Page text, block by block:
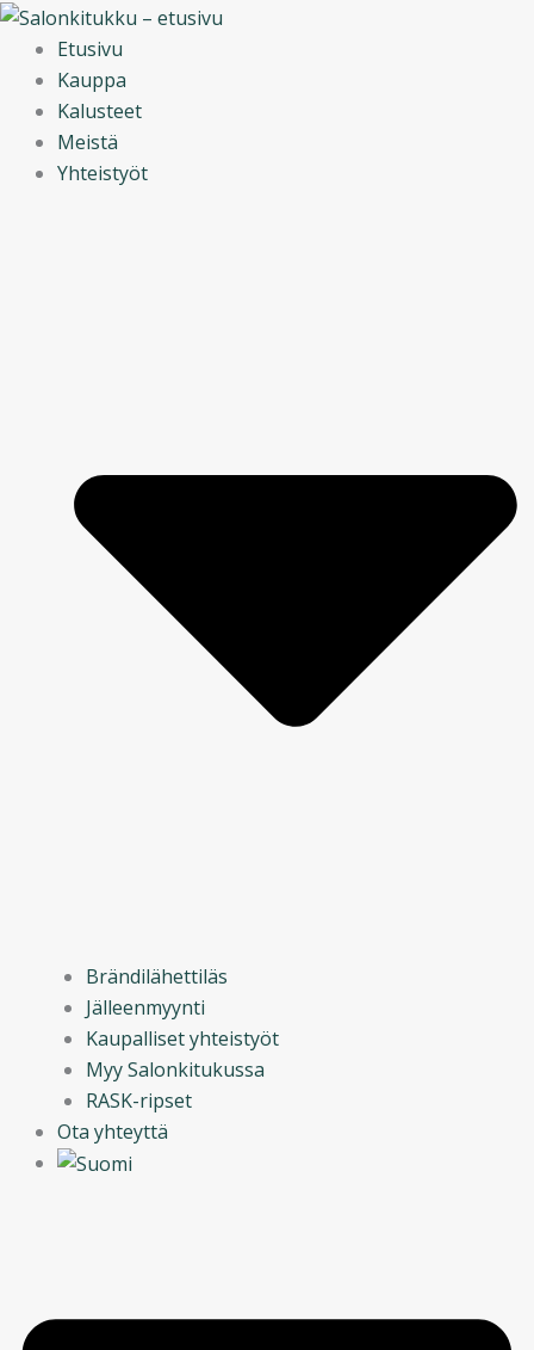
Siirry
sisältöönEtusivu
Kauppa
Kalusteet
Meistä
Yhteistyöt
Brändilähettiläs
Jälleenmyynti
Kaupalliset yhteistyöt
Myy Salonkitukussa
RASK-ripset
Ota yhteyttä